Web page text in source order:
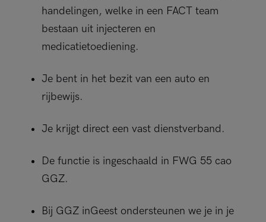
handelingen, welke in een FACT team
bestaan uit injecteren en
medicatietoediening.
Je bent in het bezit van een auto en
rijbewijs.
Je krijgt direct een vast dienstverband.
De functie is ingeschaald in FWG 55 cao
GGZ.
Bij GGZ inGeest ondersteunen we je in je